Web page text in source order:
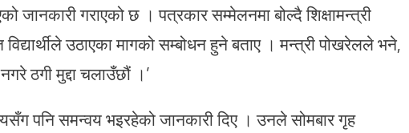
गराएको छ । पत्रकार सम्मेलनमा बोल्दै शिक्षामन्त्री
उठाएका मागको सम्बोधन हुने बताए । मन्त्री पोखरेलले भने,
ठगी मुद्दा चलाउँछौं ।’
पनि समन्वय भइरहेको जानकारी दिए । उनले सोमबार गृह